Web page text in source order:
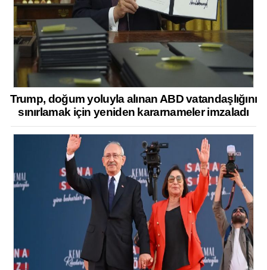
Trump, doğum yoluyla alınan ABD vatandaşlığını
sınırlamak için yeniden kararnameler imzaladı